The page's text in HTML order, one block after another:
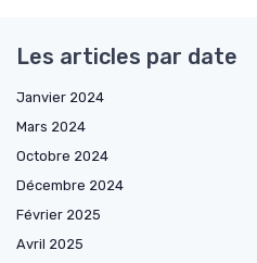
Les articles par date
Janvier 2024
Mars 2024
Octobre 2024
Décembre 2024
Février 2025
Avril 2025